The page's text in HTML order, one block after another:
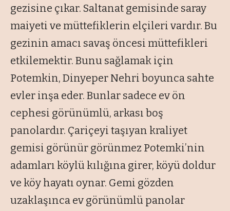
gezisine çıkar. Saltanat gemisinde saray
maiyeti ve müttefiklerin elçileri vardır. Bu
gezinin amacı savaş öncesi müttefikleri
etkilemektir. Bunu sağlamak için
Potemkin, Dinyeper Nehri boyunca sahte
evler inşa eder. Bunlar sadece ev ön
cephesi görünümlü, arkası boş
panolardır. Çariçeyi taşıyan kraliyet
gemisi görünür görünmez Potemki’nin
adamları köylü kılığına girer, köyü doldur
ve köy hayatı oynar. Gemi gözden
uzaklaşınca ev görünümlü panolar